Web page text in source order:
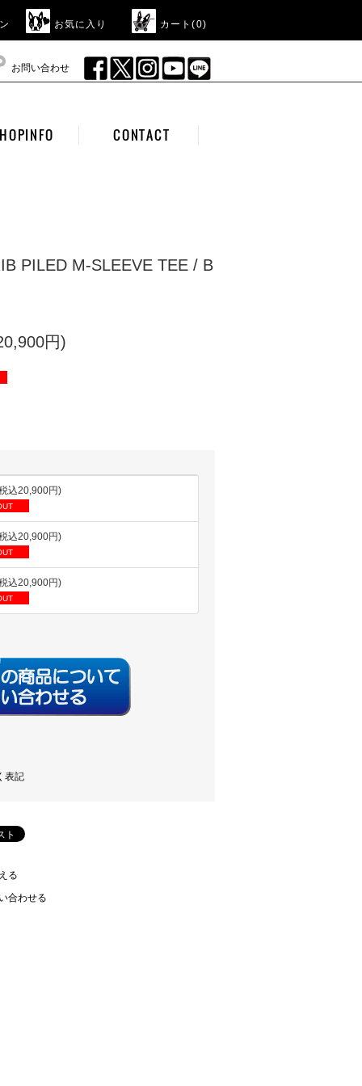
お気に入り カート(0)
お問い合わせ
CONTACT
PILED M-SLEEVE TEE / B
円)
込20,900円)
込20,900円)
込20,900円)
表記
る
合わせる